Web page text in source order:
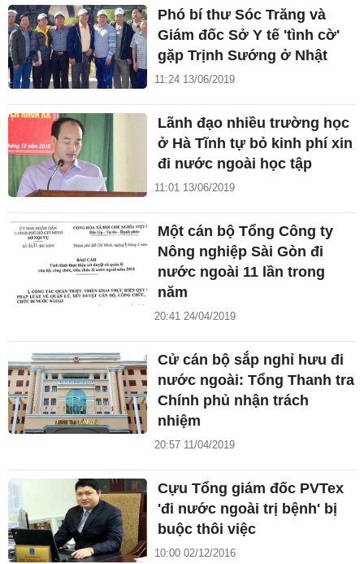
Phó bí thư Sóc Trăng và
Giám đốc Sở Y tế 'tình cờ'
gặp Trịnh Sướng ở Nhật
11:24 13/06/2019
Lãnh đạo nhiều trường học
ở Hà Tĩnh tự bỏ kinh phí xin
đi nước ngoài học tập
11:01 13/06/2019
Một cán bộ Tổng Công ty
Nông nghiệp Sài Gòn đi
nước ngoài 11 lần trong
năm
20:41 24/04/2019
Cử cán bộ sắp nghỉ hưu đi
nước ngoài: Tổng Thanh tra
Chính phủ nhận trách
nhiệm
20:57 11/04/2019
Cựu Tổng giám đốc PVTex
'đi nước ngoài trị bệnh' bị
buộc thôi việc
10:00 02/12/2016